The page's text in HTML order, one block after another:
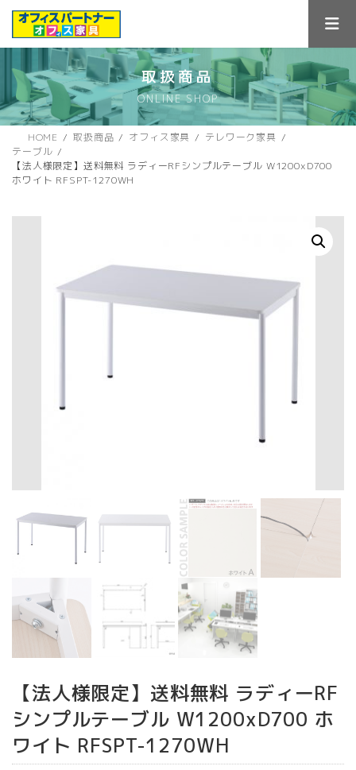
ス
キ
ン
に
取扱商品
ONLINE SHOP
HOME 取扱商品 オフィス家具
テレワーク家具
テーブル
【法人様限定】送料無料 ラディーRFシンプルテーブル W1200xD700
ホワイト RFSPT-1270WH
【法人様限定】送料無料 ラディーRF
シンプルテーブル W1200xD700 ホ
ワイト RFSPT-1270WH